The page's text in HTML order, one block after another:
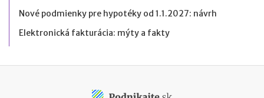
Nové podmienky pre hypotéky od 1.1.2027: návrh
Elektronická fakturácia: mýty a fakty